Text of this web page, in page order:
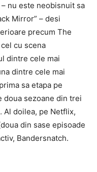
nu este neobisnuit sa
Mirror” – desi
precum The
cu scena
dintre cele mai
dintre cele mai
sa etapa pe
doua sezoane din trei
Al doilea, pe Netflix,
din sase episoade
Bandersnatch.